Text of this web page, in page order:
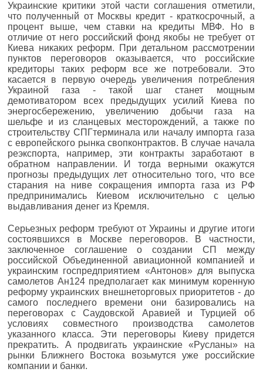
Украинские критики этой части соглашения отметили,
что полученный от Москвы кредит - краткосрочный, а
процент выше, чем ставки на кредиты МВФ. Но в
отличие от него российский фонд якобы не требует от
Киева никаких реформ. При детальном рассмотрении
пунктов переговоров оказывается, что российские
кредиторы таких реформ все же потребовали. Это
касается в первую очередь увеличения потребления
Украиной газа - такой шаг станет мощным
демотиватором всех предыдущих усилий Киева по
энергосбережению, увеличению добычи газа на
шельфе и из сланцевых месторождений, а также по
строительству СПГ­терминала или началу импорта газа
с европейского рынка своп­контрактов. В случае начала
реэкспорта, например, эти контракты заработают в
обратном направлении. И тогда верными окажутся
прогнозы предыдущих лет относительно того, что все
старания на ниве сокращения импорта газа из РФ
предпринимались Киевом исключительно с целью
выдавливания денег из Кремля.
Серьезных реформ требуют от Украины и другие итоги
состоявшихся в Москве переговоров. В частности,
заключенное соглашение о создании СП между
российской Объединенной авиационной компанией и
украинским госпредприятием «Антонов» для выпуска
самолетов Ан­124 предполагает как минимум коренную
реформу украинских внешнеторговых приоритетов - до
самого последнего времени они базировались на
переговорах с Саудовской Аравией и Турцией об
условиях совместного производства самолетов
указанного класса. Эти переговоры Киеву придется
прекратить. А продвигать украинские «Русланы» на
рынки Ближнего Востока возьмутся уже российские
компании и банки.